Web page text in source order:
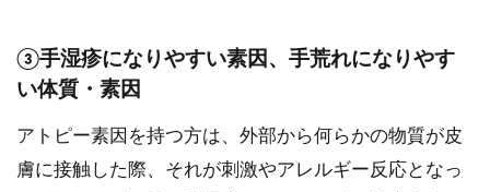
③手湿疹になりやすい素因、手荒れになりやす
い体質・素因
アトピー素因を持つ方は、外部から何らかの物質が皮
膚に接触した際、それが刺激やアレルギー反応となっ